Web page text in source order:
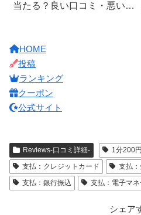
当たる？良い口コミ・悪い口
HOME
投稿
ランキング
クーポン
公式サイト
Reviews-口コミ詳細- 1分200
支払：クレジットカード
支払
支払：銀行振込
支払：電子マネ
シェア